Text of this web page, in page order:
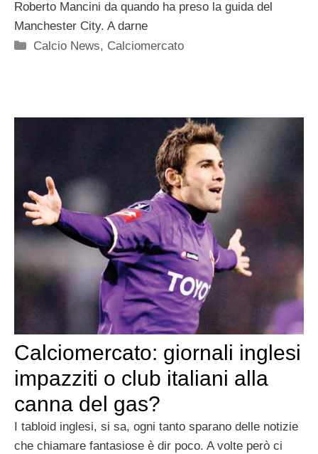
Roberto Mancini da quando ha preso la guida del
Manchester City. A darne
Categorie
Calcio News, Calciomercato
Calciomercato: giornali inglesi
impazziti o club italiani alla
canna del gas?
I tabloid inglesi, si sa, ogni tanto sparano delle notizie
che chiamare fantasiose è dir poco. A volte però ci